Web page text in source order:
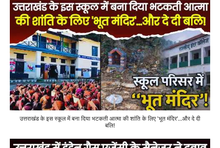
उत्तराखंड के इस स्कूल में बना दिया भटकती आत्मा की शांति के लिए 'भूत मंदिर'...और दे दी
बलि!